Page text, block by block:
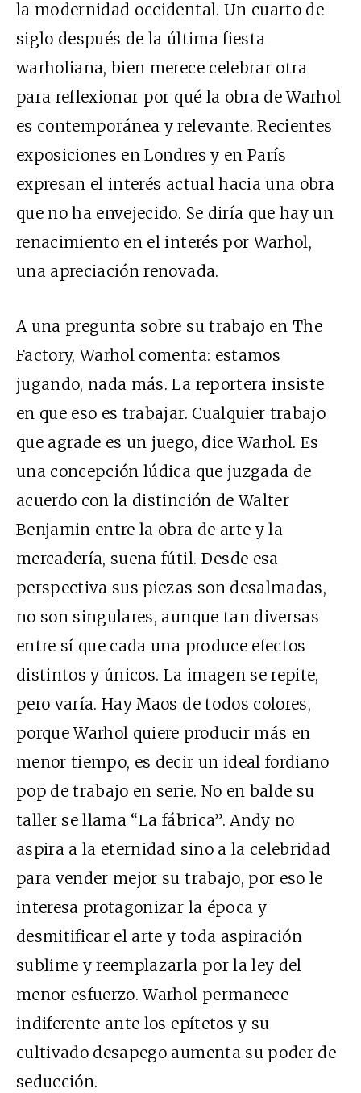
la modernidad occidental. Un cuarto de
siglo después de la última fiesta
warholiana, bien merece celebrar otra
para reflexionar por qué la obra de Warhol
es contemporánea y relevante. Recientes
exposiciones en Londres y en París
expresan el interés actual hacia una obra
que no ha envejecido. Se diría que hay un
renacimiento en el interés por Warhol,
una apreciación renovada.
A una pregunta sobre su trabajo en The
Factory, Warhol comenta: estamos
jugando, nada más. La reportera insiste
en que eso es trabajar. Cualquier trabajo
que agrade es un juego, dice Warhol. Es
una concepción lúdica que juzgada de
acuerdo con la distinción de Walter
Benjamin entre la obra de arte y la
mercadería, suena fútil. Desde esa
perspectiva sus piezas son desalmadas,
no son singulares, aunque tan diversas
entre sí que cada una produce efectos
distintos y únicos. La imagen se repite,
pero varía. Hay Maos de todos colores,
porque Warhol quiere producir más en
menor tiempo, es decir un ideal fordiano
pop de trabajo en serie. No en balde su
taller se llama “La fábrica”. Andy no
aspira a la eternidad sino a la celebridad
para vender mejor su trabajo, por eso le
interesa protagonizar la época y
desmitificar el arte y toda aspiración
sublime y reemplazarla por la ley del
menor esfuerzo. Warhol permanece
indiferente ante los epítetos y su
cultivado desapego aumenta su poder de
seducción.